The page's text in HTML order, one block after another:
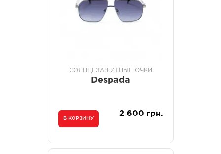
СОЛНЦЕЗАЩИТНЫЕ ОЧКИ
Despada
В КОРЗИНУ
2 600 грн.